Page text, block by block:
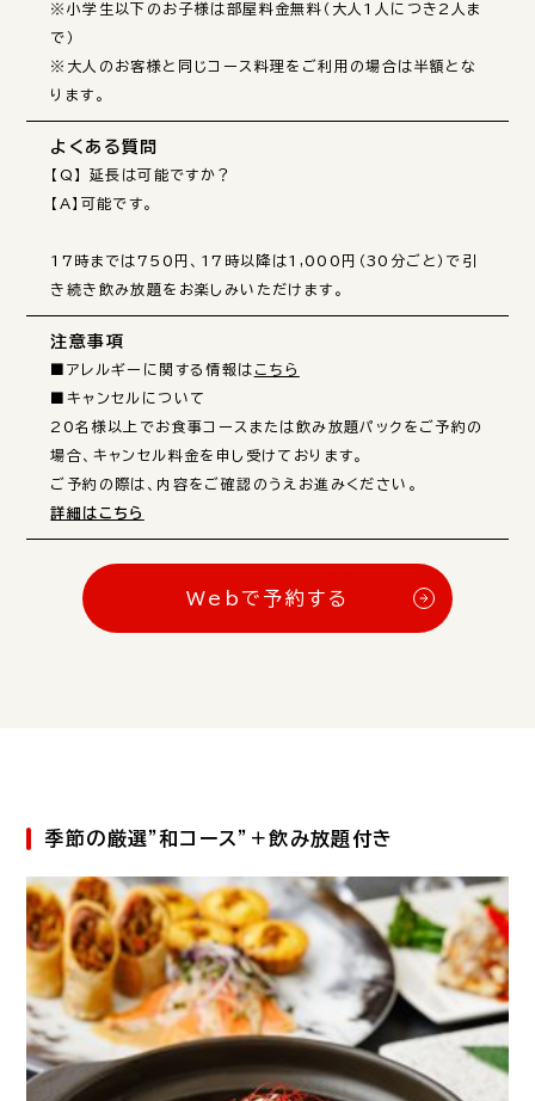
※小学生以下のお子様は部屋料金無料（大人1人につき2人ま
で）
※大人のお客様と同じコース料理をご利用の場合は半額とな
ります。
よくある質問
【Q】 延長は可能ですか？
【A】可能です。
17時までは750円、17時以降は1,000円（30分ごと）で引
き続き飲み放題をお楽しみいただけます。
注意事項
■アレルギーに関する情報は こちら
■キャンセルについて
20名様以上でお食事コースまたは飲み放題パックをご予約の
場合、キャンセル料金を申し受けております。
詳細はこちら
Webで予約する
季節の厳選”和コース”＋飲み放題付き